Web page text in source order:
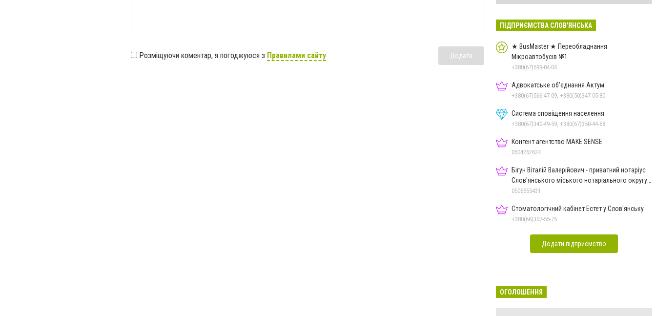
Розміщуючи коментар, я погоджуюся з Правилами сайту Додати
ПІДПРИЄМСТВА СЛОВ'ЯНСЬКА
★ BusMaster ★ Переобладнання
Мікроавтобусів №1
+380(67)599-04-04
Адвокатське об'єднання Актум
+380(67)566-47-09, +380(50)347-05-80
Система сповіщення населення
+380(67)340-49-59, +380(67)350-44-68
Контент агентство MAKE SENSE
0504262624
Бігун Віталій Валерійович - приватний нотаріус
Слов'янського міського нотаріального округу
Дон.обл.
0506555431
Стоматологічний кабінет Естет у Слов'янську
+380(66)307-55-75
Додати підприємство
ОГОЛОШЕННЯ